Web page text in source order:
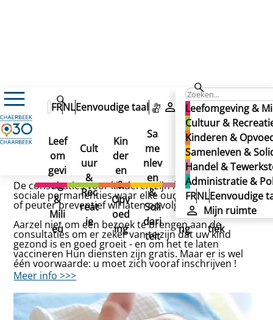
Leefomgeving &
Cultuur &
Kinderen &
Samenleven &
Handel &
Administratie &
FRNLEenvoudige
Mijn ruimte
FRNLEenvoudige taal Mijn ruimte
Leef
om
gevi
ng
&
Mili
eu
Cult
uur
&
Rec
reat
ie
Kin
der
en
&
Opv
oed
ing
Sa
me
nlev
en
&
Soli
dari
teit
Han
del
&
Tew
erks
telli
ng
Ad
min
istr
atie
&
Poli
tiek
ONE
ONE
ONE
Gepubliceerd op 29/11/2024
De consultaties voor kinderen zijn medische en
sociale permanenties waar elke ouder die zijn baby
of peuter preventief wil laten opvolgen welkom is.
Aarzel niet om een bezoek te brengen aan de
consultaties om er zeker van te zijn dat uw kind
gezond is en goed groeit - en om het te laten
vaccineren Hun diensten zijn gratis. Maar er is wel
één voorwaarde: u moet zich vooraf inschrijven !
Meer info >>>